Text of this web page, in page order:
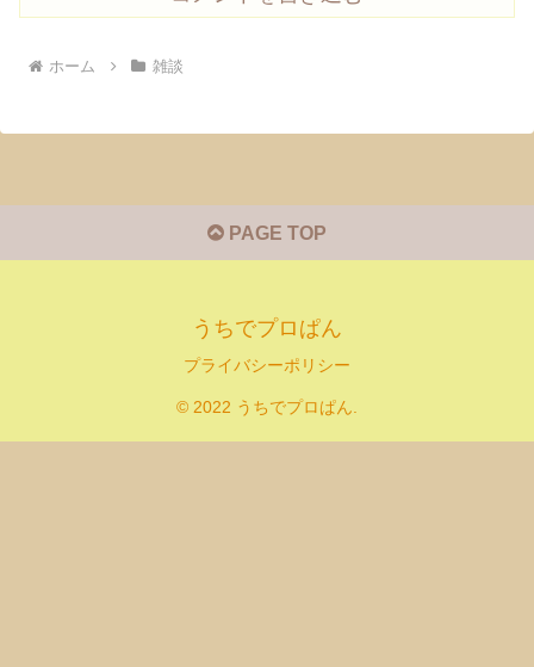
ホーム 雑談
PAGE TOP
うちでプロぱん
プライバシーポリシー
© 2022 うちでプロぱん.